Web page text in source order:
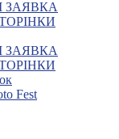
ЗАЯВКА
ЗАЯВКА
Fest